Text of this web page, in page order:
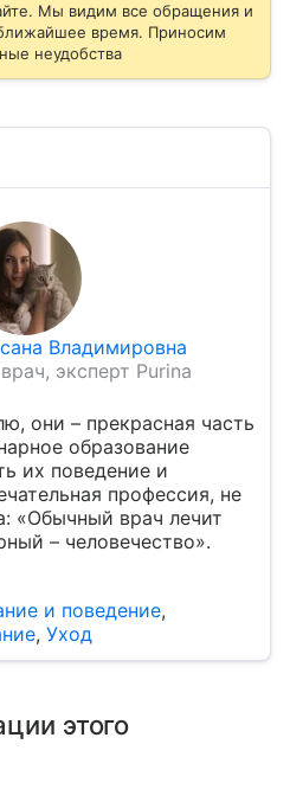
Мы видим все обращения и
время. Приносим
неудобства
Владимировна
эксперт Purina
они – прекрасная часть
образование
их поведение и
профессия, не
«Обычный врач лечит
– человечество».
и поведение,
, Уход
этого